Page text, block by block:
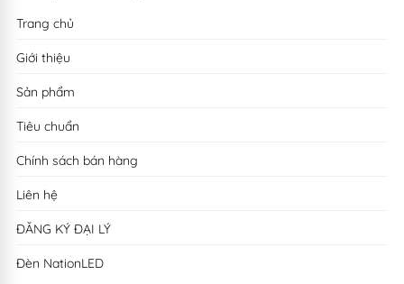
Trang chủ
Giới thiệu
Sản phẩm
Tiêu chuẩn
Chính sách bán hàng
Liên hệ
ĐĂNG KÝ ĐẠI LÝ
Đèn NationLED